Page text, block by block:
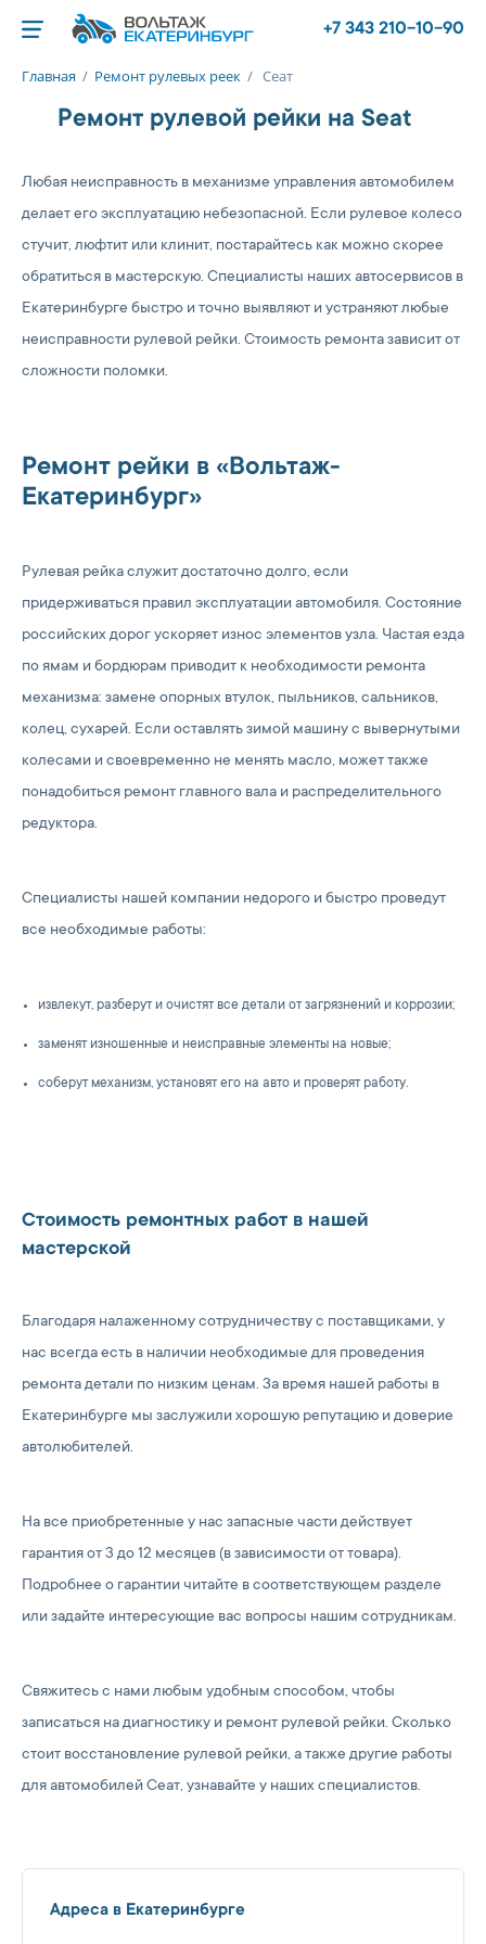
+7 343 210-10-90
Главная / Ремонт рулевых реек / Сеат
Ремонт рулевой рейки на Seat
Любая неисправность в механизме управления автомобилем
делает его эксплуатацию небезопасной. Если рулевое колесо
стучит, люфтит или клинит, постарайтесь как можно скорее
обратиться в мастерскую. Специалисты наших автосервисов в
Екатеринбурге быстро и точно выявляют и устраняют любые
неисправности рулевой рейки. Стоимость ремонта зависит от
сложности поломки.
Ремонт рейки в «Вольтаж-
Екатеринбург»
Рулевая рейка служит достаточно долго, если
придерживаться правил эксплуатации автомобиля. Состояние
российских дорог ускоряет износ элементов узла. Частая езда
по ямам и бордюрам приводит к необходимости ремонта
механизма: замене опорных втулок, пыльников, сальников,
колец, сухарей. Если оставлять зимой машину с вывернутыми
колесами и своевременно не менять масло, может также
понадобиться ремонт главного вала и распределительного
редуктора.
Специалисты нашей компании недорого и быстро проведут
все необходимые работы:
извлекут, разберут и очистят все детали от загрязнений и коррозии;
заменят изношенные и неисправные элементы на новые;
соберут механизм, установят его на авто и проверят работу.
Стоимость ремонтных работ в нашей
мастерской
Благодаря налаженному сотрудничеству с поставщиками, у
нас всегда есть в наличии необходимые для проведения
ремонта детали по низким ценам. За время нашей работы в
Екатеринбурге мы заслужили хорошую репутацию и доверие
автолюбителей.
На все приобретенные у нас запасные части действует
гарантия от 3 до 12 месяцев (в зависимости от товара).
Подробнее о гарантии читайте в соответствующем разделе
или задайте интересующие вас вопросы нашим сотрудникам.
Свяжитесь с нами любым удобным способом, чтобы
записаться на диагностику и ремонт рулевой рейки. Сколько
стоит восстановление рулевой рейки, а также другие работы
для автомобилей Сеат, узнавайте у наших специалистов.
Адреса в Екатеринбурге